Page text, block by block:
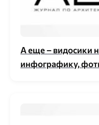
А еще – видосики
инфографику,